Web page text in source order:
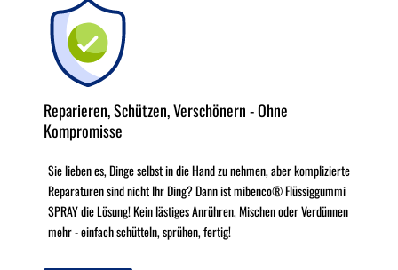
Reparieren, Schützen, Verschönern - Ohne
Kompromisse
Sie lieben es, Dinge selbst in die Hand zu nehmen, aber komplizierte
Reparaturen sind nicht Ihr Ding? Dann ist mibenco® Flüssiggummi
SPRAY die Lösung! Kein lästiges Anrühren, Mischen oder Verdünnen
mehr - einfach schütteln, sprühen, fertig!